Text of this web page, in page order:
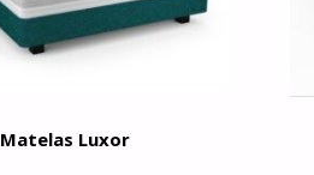
Matelas Luxor